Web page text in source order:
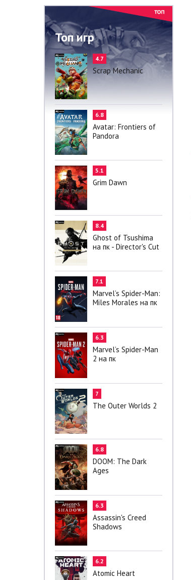
Топ игр
4.7
Scrap Mechanic
6.8
Avatar: Frontiers of
Pandora
5.1
Grim Dawn
8.4
Ghost of Tsushima
на пк - Director's Cut
7.1
Marvel’s Spider-Man:
Miles Morales на пк
6.3
Marvel’s Spider-Man
2 на пк
7
The Outer Worlds 2
6.8
DOOM: The Dark
Ages
6.3
Assassin's Creed
Shadows
6.2
Atomic Heart